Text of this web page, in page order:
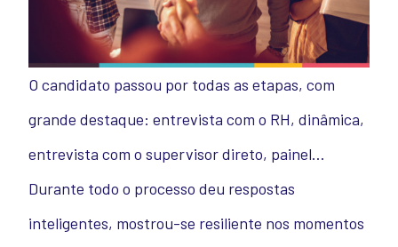
O candidato passou por todas as etapas, com
grande destaque: entrevista com o RH, dinâmica,
entrevista com o supervisor direto, painel…
Durante todo o processo deu respostas
inteligentes, mostrou-se resiliente nos momentos